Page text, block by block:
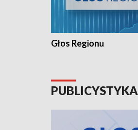
Głos Regionu
PUBLICYSTYKA